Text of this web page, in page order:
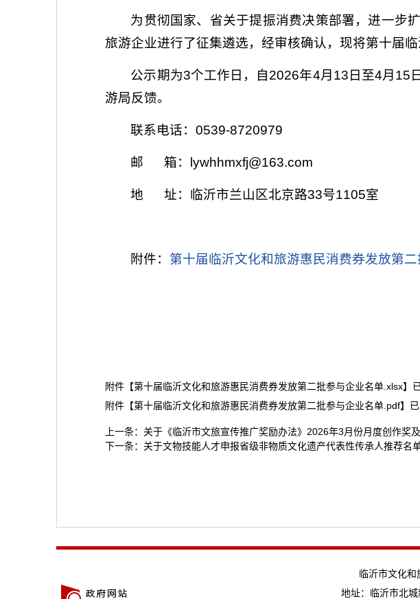
为贯彻国家、省关于提振消费决策部署，进一步
旅游企业进行了征集遴选，经审核确认，现将第十届
公示期为3个工作日，自2026年4月13日至4月15
游局反馈。
联系电话：0539-8720979
邮 箱：lywhhmxfj@163.com
地 址： 临沂市兰山区北京路33号1105室
附件： 第十届临沂文化和旅游惠民消费券发放第
附件【第十届临沂文化和旅游惠民消费券发放第二批参与企业名单.xlsx】
附件【第十届临沂文化和旅游惠民消费券发放第二批参与企业名单.pdf】
上一条： 关于《临沂市文旅宣传推广奖励办法》2026年3月份月度创作奖
下一条： 关于文物技能人才申报省级非物质文化遗产代表性传承人推荐名
临沂市文化
地址：临沂市北